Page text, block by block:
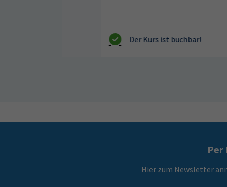
Per
Hier zum Newsletter